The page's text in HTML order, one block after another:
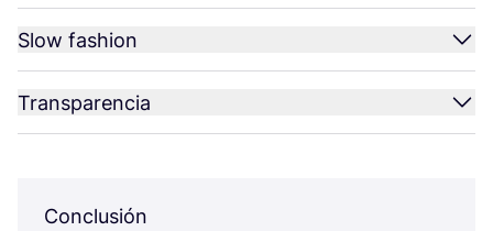
Slow fashion
Transparencia
Conclusión